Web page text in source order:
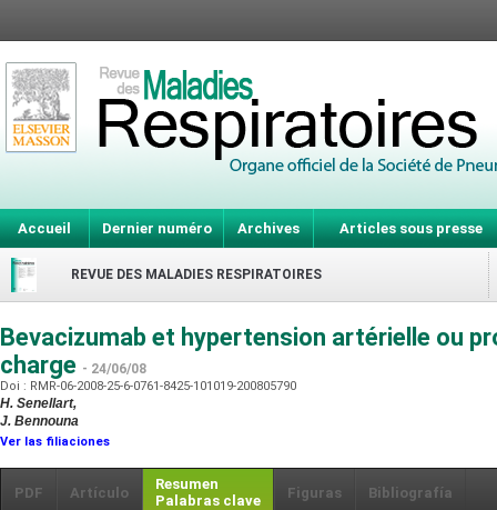
Accueil Dernier numéro Archives Articles sous presse
REVUE DES MALADIES RESPIRATOIRES
Bevacizumab et hypertension artérielle ou
charge - 24/06/08
Doi : RMR-06-2008-25-6-0761-8425-101019-200805790
H. Senellart,
J. Bennouna
Ver las filiaciones
PDF Artículo
Resumen
Palabras clave
Figuras Bibliografía